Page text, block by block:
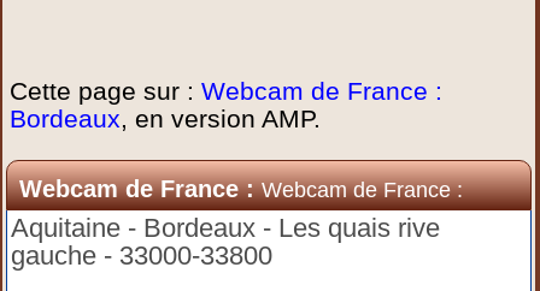
Cette page sur :Webcam de France :
Bordeaux, en version AMP.
Webcam de France :Webcam de France :
Bordeaux
Aquitaine - Bordeaux - Les quais rive
gauche - 33000-33800